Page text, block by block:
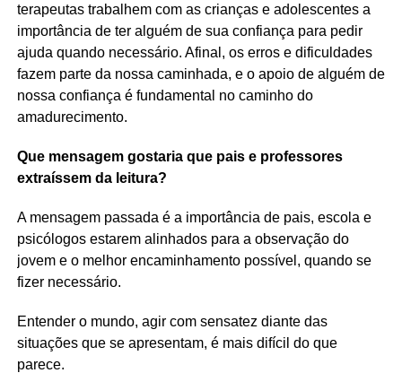
terapeutas trabalhem com as crianças e adolescentes a
importância de ter alguém de sua confiança para pedir
ajuda quando necessário. Afinal, os erros e dificuldades
fazem parte da nossa caminhada, e o apoio de alguém de
nossa confiança é fundamental no caminho do
amadurecimento.
Que mensagem gostaria que pais e professores
extraíssem da leitura?
A mensagem passada é a importância de pais, escola e
psicólogos estarem alinhados para a observação do
jovem e o melhor encaminhamento possível, quando se
fizer necessário.
Entender o mundo, agir com sensatez diante das
situações que se apresentam, é mais difícil do que
parece.